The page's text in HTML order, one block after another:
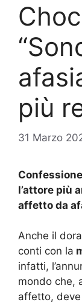
più
31 Marzo
l’attore più
affetto da
Anche il
conti con la
infatti,
mondo che,
affetto,